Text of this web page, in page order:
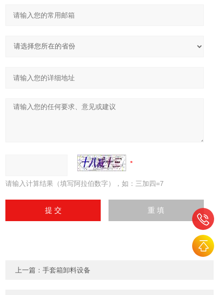
请输入计算结果（填写阿拉伯数字），如：三加四=7
上一篇：手套箱卸料设备